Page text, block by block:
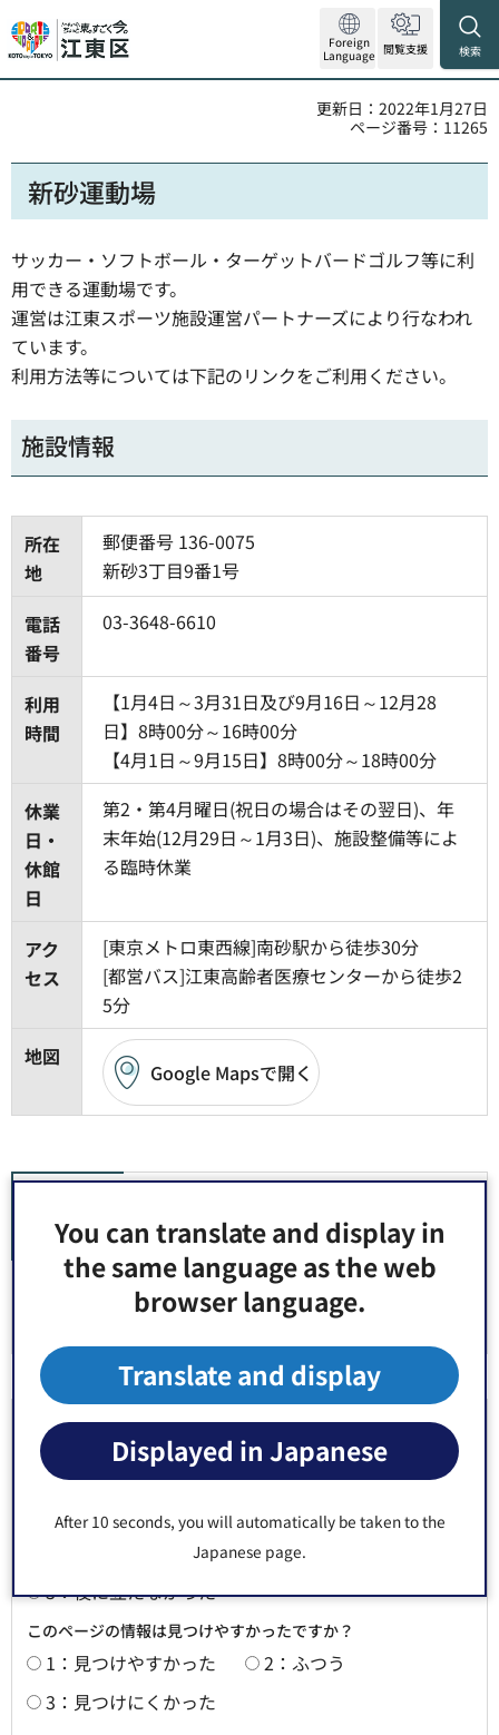
You can translate and display in
the same language as the web
browser language.
Translate and display
Displayed in Japanese
After 10 seconds, you will automatically be taken to the
Japanese page.
Foreign
Language 閲覧支援 検索
更新日：2022年1月27日
ページ番号：11265
新砂運動場
サッカー・ソフトボール・ターゲットバードゴルフ等に利
用できる運動場です。
運営は江東スポーツ施設運営パートナーズにより行なわれ
ています。
利用方法等については下記のリンクをご利用ください。
施設情報
所在
地
郵便番号 136-0075
新砂3丁目9番1号
電話
番号
03-3648-6610
利用
時間
【1月4日～3月31日及び9月16日～12月28
日】8時00分～16時00分
【4月1日～9月15日】8時00分～18時00分
休業
日・
休館
日
第2・第4月曜日(祝日の場合はその翌日)、年
末年始(12月29日～1月3日)、施設整備等によ
る臨時休業
アク
セス
[東京メトロ東西線]南砂駅から徒歩30分
[都営バス]江東高齢者医療センターから徒歩2
5分
地図
Google Mapsで開く
江東スポーツ施設運営パートナーズのページ（利用
方法等ご確認いただけます）（外部サイトへリン
より良いウェブサイトにするためにみなさまのご
意見をお聞かせください
このページの情報は役に立ちましたか？
2：ふつう
3：役に立たなかった
このページの情報は見つけやすかったですか？
1：見つけやすかった
2：ふつう
3：見つけにくかった